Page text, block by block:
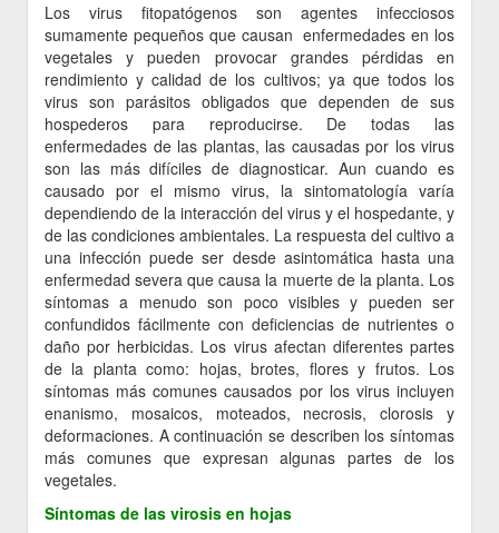
Los virus fitopatógenos son agentes infecciosos
sumamente pequeños que causan enfermedades en los
vegetales y pueden provocar grandes pérdidas en
rendimiento y calidad de los cultivos; ya que todos los
virus son parásitos obligados que dependen de sus
hospederos para reproducirse. De todas las
enfermedades de las plantas, las causadas por los virus
son las más difíciles de diagnosticar. Aun cuando es
causado por el mismo virus, la sintomatología varía
dependiendo de la interacción del virus y el hospedante, y
de las condiciones ambientales. La respuesta del cultivo a
una infección puede ser desde asintomática hasta una
enfermedad severa que causa la muerte de la planta. Los
síntomas a menudo son poco visibles y pueden ser
confundidos fácilmente con deficiencias de nutrientes o
daño por herbicidas. Los virus afectan diferentes partes
de la planta como: hojas, brotes, flores y frutos. Los
síntomas más comunes causados por los virus incluyen
enanismo, mosaicos, moteados, necrosis, clorosis y
deformaciones. A continuación se describen los síntomas
más comunes que expresan algunas partes de los
vegetales.
Síntomas de las virosis en hojas